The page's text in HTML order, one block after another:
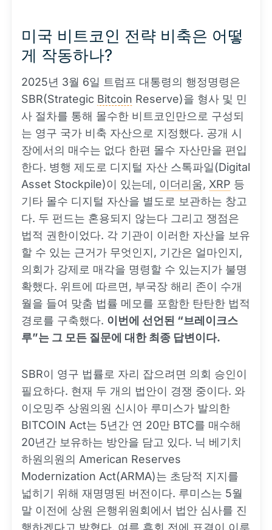
미국 비트코인 전략 비축은 어떻
게 작동하나?
2025년 3월 6일 트럼프 대통령의 행정명령은
SBR(Strategic Bitcoin Reserve)을 형사 및 민
사 절차를 통해 몰수한 비트코인만으로 구성되
는 영구 국가 비축 자산으로 지정했다. 공개 시
장에서의 매수는 없다 한편 몰수 자산만을 편입
한다. 병행 제도로 디지털 자산 스톡파일(Digital
Asset Stockpile)이 있는데, 이더리움, XRP 등
기타 몰수 디지털 자산을 별도로 보관하는 창고
다. 두 펀드는 혼용되지 않는다 그리고 쟁점은
법적 권한이었다. 각 기관이 이러한 자산을 보유
할 수 있는 근거가 무엇인지, 기간은 얼마인지,
의회가 강제로 매각을 명령할 수 있는지가 불명
확했다. 위트에 따르면, 부국장 해리 존이 수개
월을 들여 맞춤 법률 메모를 포함한 탄탄한 법적
경로를 구축했다. 이번에 선언된 “브레이크스
루”는 그 모든 질문에 대한 최종 답변이다.
SBR이 영구 법률로 자리 잡으려면 의회 승인이
필요하다. 현재 두 개의 법안이 경쟁 중이다. 와
이오밍주 상원의원 신시아 루미스가 발의한
BITCOIN Act는 5년간 연 20만 BTC를 매수해
20년간 보유하는 방안을 담고 있다. 닉 베기치
하원의원의 American Reserves
Modernization Act(ARMA)는 초당적 지지를
넓히기 위해 재명명된 버전이다. 루미스는 5월
말 이전에 상원 은행위원회에서 법안 심사를 진
행하겠다고 밝혔다. 여름 휴회 전에 표결이 이루